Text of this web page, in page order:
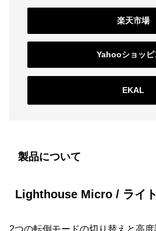
楽天市場
Yahooショッピ
EKAL
製品について
Lighthouse Micro / ライ
2つの転倒モードの切り替えと高